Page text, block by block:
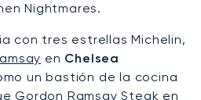
Nightmares.
con tres estrellas Michelin,
en Chelsea
un bastión de la cocina
Gordon Ramsay Steak en